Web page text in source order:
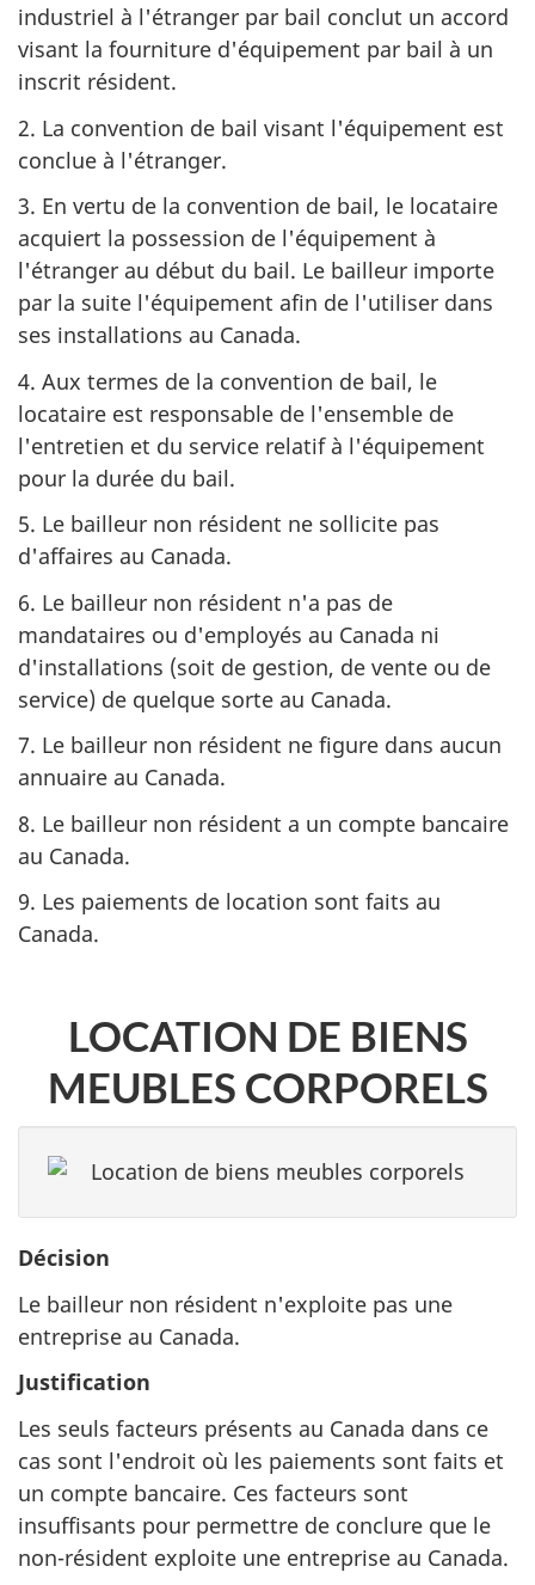
industriel à l'étranger par bail conclut un accord
visant la fourniture d'équipement par bail à un
inscrit résident.
2. La convention de bail visant l'équipement est
conclue à l'étranger.
3. En vertu de la convention de bail, le locataire
acquiert la possession de l'équipement à
l'étranger au début du bail. Le bailleur importe
par la suite l'équipement afin de l'utiliser dans
ses installations au Canada.
4. Aux termes de la convention de bail, le
locataire est responsable de l'ensemble de
l'entretien et du service relatif à l'équipement
pour la durée du bail.
5. Le bailleur non résident ne sollicite pas
d'affaires au Canada.
6. Le bailleur non résident n'a pas de
mandataires ou d'employés au Canada ni
d'installations (soit de gestion, de vente ou de
service) de quelque sorte au Canada.
7. Le bailleur non résident ne figure dans aucun
annuaire au Canada.
8. Le bailleur non résident a un compte bancaire
au Canada.
9. Les paiements de location sont faits au
Canada.
LOCATION DE BIENS
MEUBLES CORPORELS
Décision
Le bailleur non résident n'exploite pas une
entreprise au Canada.
Justification
Les seuls facteurs présents au Canada dans ce
cas sont l'endroit où les paiements sont faits et
un compte bancaire. Ces facteurs sont
insuffisants pour permettre de conclure que le
non-résident exploite une entreprise au Canada.